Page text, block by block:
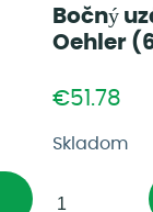
Bočný
Oehler
€51.78
Skladom